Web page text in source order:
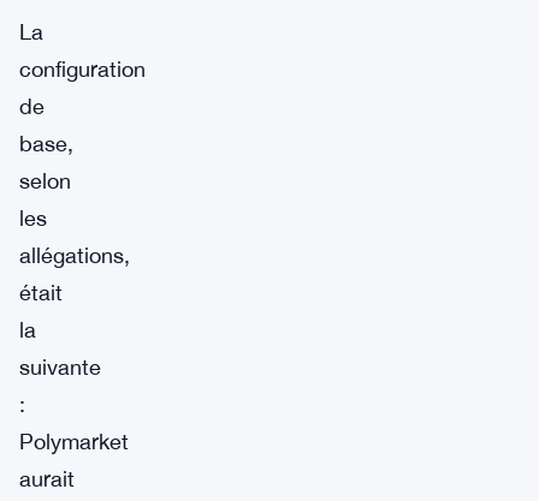
La
configuration
de
base,
selon
les
allégations,
était
la
suivante
:
Polymarket
aurait